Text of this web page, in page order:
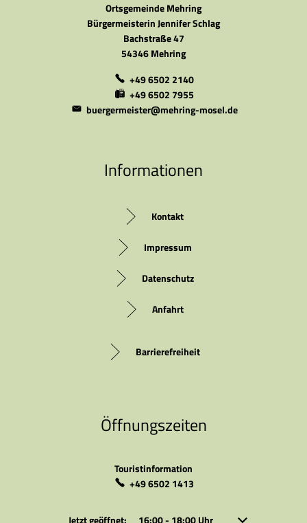
Ortsgemeinde Mehring
Bürgermeisterin Jennifer Schlag
Bachstraße 47
54346 Mehring
+49 6502 2140
+49 6502 7955
buergermeister@mehring-mosel.de
Informationen
Kontakt
Impressum
Datenschutz
Anfahrt
Barrierefreiheit
Öffnungszeiten
Touristinformation
+49 6502 1413
Klicken, um weitere Öffnungs- oder Schließzeiten
Jetzt geöffnet: 16:00- 18:00Uhr Von 16:00 bis